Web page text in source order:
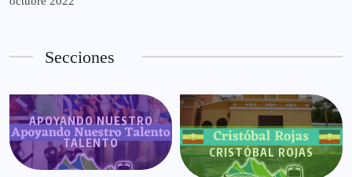
Secciones
APOYANDO NUESTRO
TALENTO
CRISTÓBAL ROJAS